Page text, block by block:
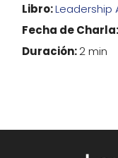
Libro:Leadership
Fecha de
Duración:2 min